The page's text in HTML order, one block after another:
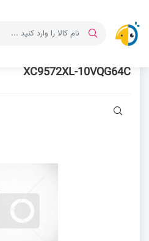
XC9572XL-10VQG64C